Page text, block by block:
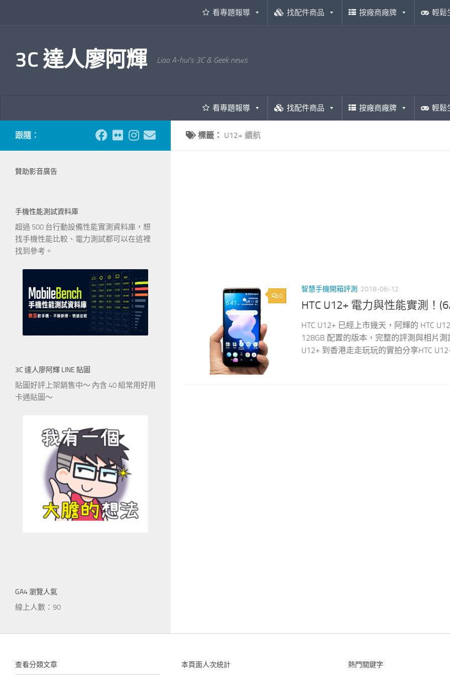
看專題報導 找配件商品 按廠商廠牌 輕鬆
3C 達人廖阿輝 Liao A-hui's 3C & Geek news
看專題報導 找配件商品 按廠商廠牌 輕鬆
標籤： U12+ 續航
0
智慧手機開箱評測 2018-06-12
HTC U12+ 電力與性能實測！
HTC U12+ 已經上市幾天，阿輝的 HTC
128GB 配置的版本，完整的評測與相片
U12+ 到香港走走玩玩的實拍分享HTC
跟隨：
贊助影音廣告
手機性能測試資料庫
超過 500 台行動設備性能實測資料庫，想
找手機性能比較、電力測試都可以在這裡
找到參考。
3C 達人廖阿輝 LINE 貼圖
貼圖好評上架銷售中～ 內含 40 組常用好用
卡通貼圖～
GA4 瀏覽人氣
線上人數：90
查看分類文章 本頁面人次統計 熱門關鍵字